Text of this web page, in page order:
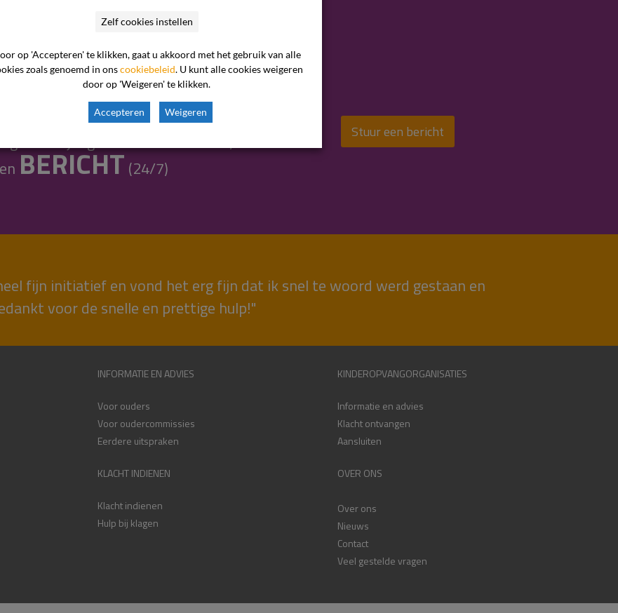
Wij helpen je graag en
0900-1877
t/m vrijdag van 09:00-15:00 uur)
BERICHT (24/7)
Stuur een bericht
fijn initiatief en vond het erg fijn dat ik snel te woord werd gestaan en
voor de snelle en prettige hulp!"
INFORMATIE EN ADVIES
Voor ouders
Voor oudercommissies
Eerdere uitspraken
KLACHT INDIENEN
Klacht indienen
Hulp bij klagen
KINDEROPVANGORGANISATIES
Informatie en advies
Klacht ontvangen
Aansluiten
OVER ONS
Over ons
Nieuws
Contact
Veel gestelde vragen
Zelf cookies instellen
op 'Accepteren' te klikken, gaat u akkoord met het gebruik van alle
zoals genoemd in onscookiebeleid. U kunt alle cookies weigeren
door op 'Weigeren' te klikken.
Accepteren Weigeren